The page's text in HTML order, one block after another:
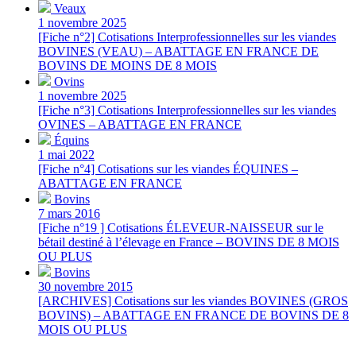
Veaux
1 novembre 2025
[Fiche n°2] Cotisations Interprofessionnelles sur les viandes
BOVINES (VEAU) – ABATTAGE EN FRANCE DE
BOVINS DE MOINS DE 8 MOIS
Ovins
1 novembre 2025
[Fiche n°3] Cotisations Interprofessionnelles sur les viandes
OVINES – ABATTAGE EN FRANCE
Équins
1 mai 2022
[Fiche n°4] Cotisations sur les viandes ÉQUINES –
ABATTAGE EN FRANCE
Bovins
7 mars 2016
[Fiche n°19 ] Cotisations ÉLEVEUR-NAISSEUR sur le
bétail destiné à l’élevage en France – BOVINS DE 8 MOIS
OU PLUS
Bovins
30 novembre 2015
[ARCHIVES] Cotisations sur les viandes BOVINES (GROS
BOVINS) – ABATTAGE EN FRANCE DE BOVINS DE 8
MOIS OU PLUS